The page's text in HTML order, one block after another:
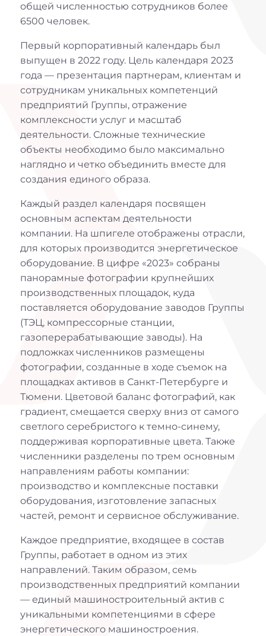
общей численностью сотрудников более
6500 человек.
Первый корпоративный календарь был
выпущен в 2022 году. Цель календаря 2023
года — презентация партнерам, клиентам и
сотрудникам уникальных компетенций
предприятий Группы, отражение
комплексности услуг и масштаб
деятельности. Сложные технические
объекты необходимо было максимально
наглядно и четко объединить вместе для
создания единого образа.
Каждый раздел календаря посвящен
основным аспектам деятельности
компании. На шпигеле отображены отрасли,
для которых производится энергетическое
оборудование. В цифре «2023» собраны
панорамные фотографии крупнейших
производственных площадок, куда
поставляется оборудование заводов Группы
(ТЭЦ, компрессорные станции,
газоперерабатывающие заводы). На
подложках численников размещены
фотографии, созданные в ходе съемок на
площадках активов в Санкт-Петербурге и
Тюмени. Цветовой баланс фотографий, как
градиент, смещается сверху вниз от самого
светлого серебристого к темно-синему,
поддерживая корпоративные цвета. Также
численники разделены по трем основным
направлениям работы компании:
производство и комплексные поставки
оборудования, изготовление запасных
частей, ремонт и сервисное обслуживание.
Каждое предприятие, входящее в состав
Группы, работает в одном из этих
направлений. Таким образом, семь
производственных предприятий компании
— единый машиностроительный актив с
уникальными компетенциями в сфере
энергетического машиностроения.